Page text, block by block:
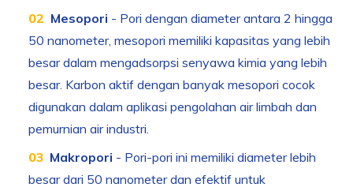
Mesopori - Pori dengan diameter antara 2 hingga
50 nanometer, mesopori memiliki kapasitas yang lebih
besar dalam mengadsorpsi senyawa kimia yang lebih
besar. Karbon aktif dengan banyak mesopori cocok
digunakan dalam aplikasi pengolahan air limbah dan
pemurnian air industri.
Makropori - Pori-pori ini memiliki diameter lebih
besar dari 50 nanometer dan efektif untuk